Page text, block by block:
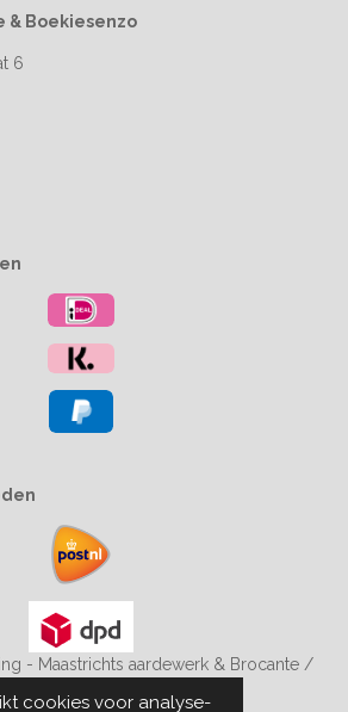
cookies voor analyse-
& Boekiesenzo
6
- Maastrichts aardewerk & Brocante /